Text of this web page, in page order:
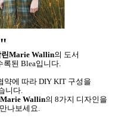
"
린Marie Wallin의 도서
록된 Blea입니다.
약에 따라 DIY KIT 구성을
니다.
Wallin의 8가지 디자인을
나보세요.